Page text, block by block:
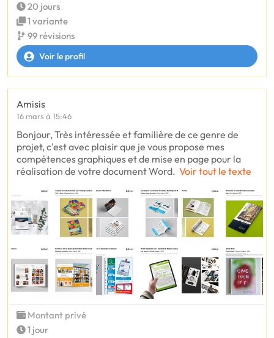
20 jours
1 variante
99 révisions
Voir le profil
Amisis
16 mars à 15:46
Bonjour, Très intéressée et familière de ce genre de
projet, c'est avec plaisir que je vous propose mes
compétences graphiques et de mise en page pour la
réalisation de votre document Word. Voir tout le texte
Montant privé
1 jour